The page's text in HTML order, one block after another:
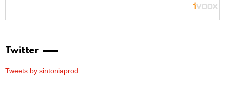
Twitter
Tweets by sintoniaprod